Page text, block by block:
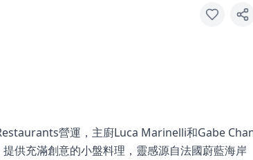
營運，主廚Luca Marinelli和Gabe
供充滿創意的小盤料理，靈感源自法國蔚藍海岸